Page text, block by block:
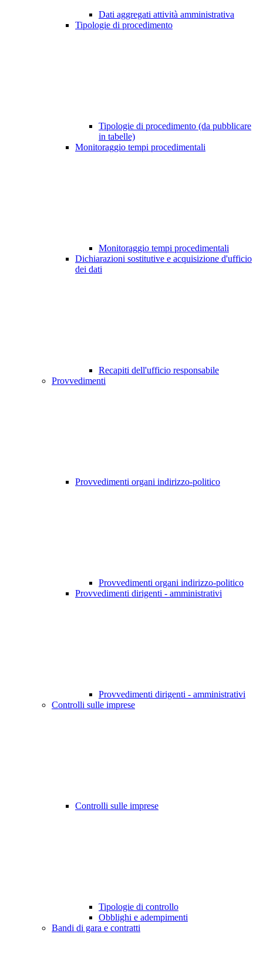
Dati aggregati attività amministrativa
Tipologie di procedimento
Tipologie di procedimento (da pubblicare
in tabelle)
Monitoraggio tempi procedimentali
Monitoraggio tempi procedimentali
Dichiarazioni sostitutive e acquisizione d'ufficio
dei dati
Recapiti dell'ufficio responsabile
Provvedimenti
Provvedimenti organi indirizzo-politico
Provvedimenti organi indirizzo-politico
Provvedimenti dirigenti - amministrativi
Provvedimenti dirigenti - amministrativi
Controlli sulle imprese
Controlli sulle imprese
Tipologie di controllo
Obblighi e adempimenti
Bandi di gara e contratti